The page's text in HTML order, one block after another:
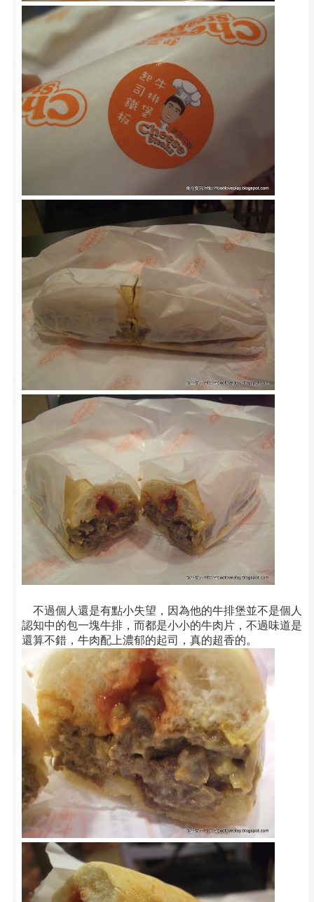
不過個人還是有點小失望，因為他的牛排堡並不是個人
認知中的包一塊牛排，而都是小小的牛肉片，不過味道是
還算不錯，牛肉配上濃郁的起司，真的超香的。